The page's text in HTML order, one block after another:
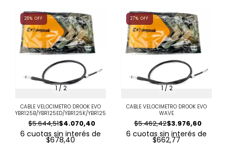
1/2
28% OFF
CABLE VELOCIMETRO DROOK EVO
YBR125B/YBR125ED/YBR125K/YBR125
$4.070,40
$5.644,51
6 cuotas sin interés de
$678,40
1/2
27% OFF
CABLE VELOCIMETRO DROOK EVO
WAVE
$3.976,60
$5.462,42
6 cuotas sin interés de
$662,77